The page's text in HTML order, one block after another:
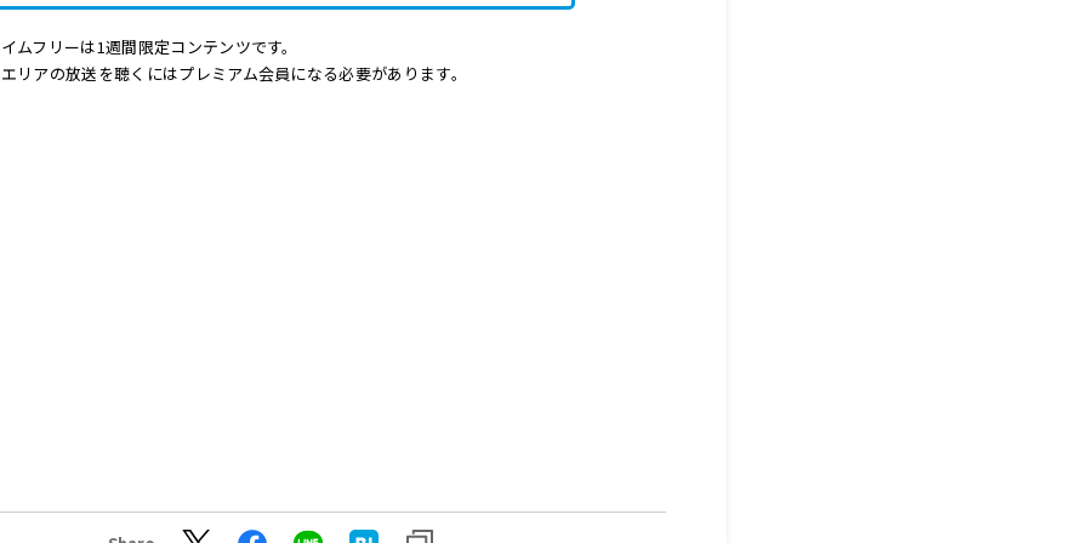
ムフリーは1週間限定コンテンツです。
リアの放送を聴くにはプレミアム会員になる必要があります。